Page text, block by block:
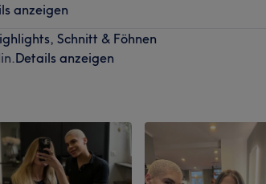
anzeigen
Schnitt & Föhnen
Details anzeigen